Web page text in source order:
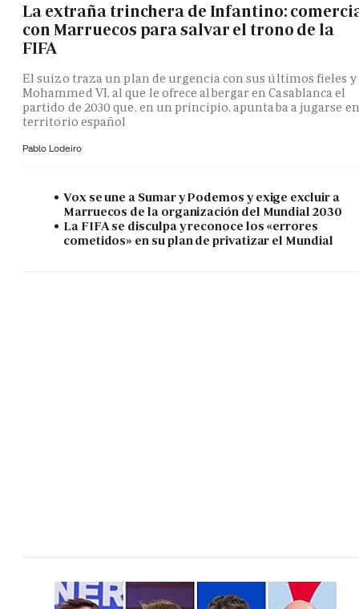
La extraña trinchera de Infantino:
con Marruecos para salvar el trono de la
FIFA
El suizo traza un plan de urgencia con sus últimos fieles y
Mohammed VI, al que le ofrece albergar en Casablanca el
partido de 2030 que, en un principio, apuntaba a jugarse en
territorio español
Pablo Lodeiro
Vox se une a Sumar y Podemos y exige excluir a
Marruecos de la organización del Mundial 2030
La FIFA se disculpa y reconoce los «errores
cometidos» en su plan de privatizar el Mundial